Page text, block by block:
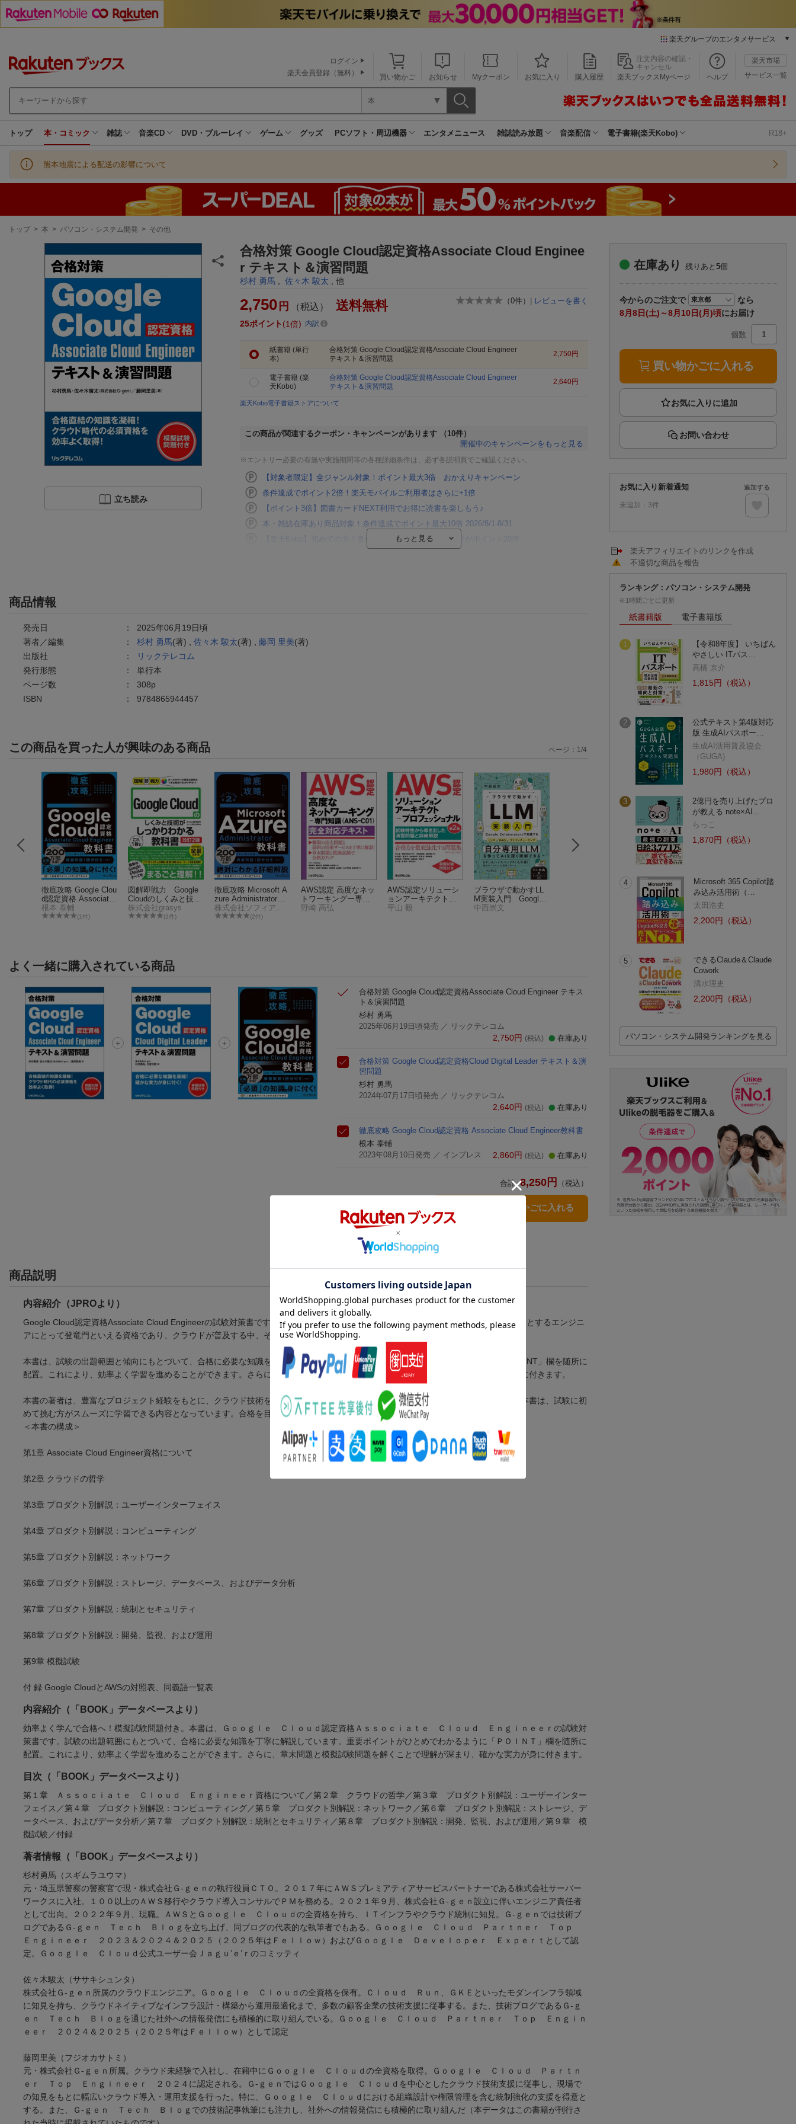
楽天グループのエンタメサービス
本/ゲーム/CD/DVD
楽天ブックス
楽天Kobo
楽天チケット
エンタメニュース
推し楽
買い物かご お知らせ Myクーポン お気に入り 購入履歴
注文内容の確認・
キャンセル
楽天ブックスMyページ
ヘルプ
楽天市場
サービス一覧
ログイン
楽天会員登録（無料）
本
トップ 本・コミック 雑誌 音楽CD DVD・ブルーレイ ゲーム グッズ PCソフト・周辺機器 エンタメニュース 雑誌読み放題 音楽配信 電子書籍(楽天Kobo) R18+
熊本地震による配送の影響について
現
トップ > 本 > パソコン・システム開発 > その他
立ち読み
合格対策 Google Cloud認定資格Associate Cloud Enginee
r テキスト＆演習問題
杉村 勇馬 佐々木 駿太 , 他
（0件） | レビューを書く
2,750 円 （税込） 送料無料
25ポイント 1倍 内訳
紙書籍 (単行
本)
合格対策 Google Cloud認定資格Associate Cloud Engineer
テキスト＆演習問題
2,750円
電子書籍 (楽
天Kobo)
合格対策 Google Cloud認定資格Associate Cloud Engineer
テキスト＆演習問題
2,640円
楽天Kobo電子書籍ストアについて
この商品が関連するクーポン・キャンペーンがあります
（10件）
開催中のキャンペーンをもっと見る
※エントリー必要の有無や実施期間等の各種詳細条件は、必ず各説明頁でご確認ください。
【対象者限定】全ジャンル対象！ポイント最大3倍 おかえりキャンペーン
条件達成でポイント2倍！楽天モバイルご利用者はさらに+1倍
【ポイント3倍】図書カードNEXT利用でお得に読書を楽しもう♪
本・雑誌在庫あり商品対象！条件達成でポイント最大10倍 2026/8/1-8/31
【楽天Kobo】初めての方！条件達成で楽天ブックス購入分がポイント20倍
商品情報
発売日 ： 2025年06月19日頃
著者／編集
： 杉村 勇馬(著) , 佐々木 駿太(著) , 藤岡 里美(著)
出版社
：
リックテレコム
発行形態
： 単行本
ページ数
： 308p
ISBN
： 9784865944457
この商品を買った人が興味のある商品
徹底攻略 Google Clou
d認定資格 Associate
Cloud Engineer教科書
根本 泰輔
(1件)
図解即戦力 Google
Cloudのしくみと技術
がこれ1冊でしっかり
わかる教科書［改訂2
株式会社grasys
(2件)
徹底攻略 Microsoft A
zure Administrator教
科書［AZ-104］対応
第2版
(2件)
AWS認定 高度なネッ
トワーキングー専門
知識(ANS-C01)完全対
野崎 高弘
AWS認定ソリューシ
ョンアーキテクトー
プロフェッショナル
平山 毅
ブラウザで動かすLL
M実装入門 Google
Colaboratoryで実践す
中西崇文
AWS教科書 AWS認
定ソリューションア
ーキテクトアソシエ
イト テキスト＆問題
集 第2版
煤田 弘法
Google Cloud認
格Associate
ページ： 1/4
よく一緒に購入されている商品
合格対策 Google Cloud認定資格Associate Cloud Engineer テキス
ト＆演習問題
杉村 勇馬
2025年06月19日頃発売 ／ リックテレコム
2,750円 (税込) 在庫あり
合格対策 Google Cloud認定資格Cloud Digital Leader テキスト＆演
習問題
杉村 勇馬
2024年07月17日頃発売 ／ リックテレコム
2,640円 (税込) 在庫あり
徹底攻略 Google Cloud認定資格 Associate Cloud Engineer教科書
根本 泰輔
2023年08月10日発売 ／ インプレス 2,860円 (税込) 在庫あり
合計 8,250 円 （税込）
3点とも買い物かごに入れる
商品説明
内容紹介（JPROより）
Google Cloud認定資格Associate Cloud Engineerの試験対策書です。「Associate Cloud Engineer」は、これからGoogle Cloudを学ぼうとするエンジニ
アにとって登竜門といえる資格であり、クラウドが普及する中、その重要性が高まっています。
本書は、試験の出題範囲と傾向にもとづいて、合格に必要な知識を丁寧に解説しています。重要ポイントがひとめでわかるように「POINT」欄を随所に
配置。これにより、効率よく学習を進めることができます。さらに、章末問題と模擬試験を解くことで理解が深まり、確かな実力が身に付きます。
本書の著者は、豊富なプロジェクト経験をもとに、クラウド技術をわかりやすく伝えることに普段から取り組んでいます。このため、本書は、試験に初
めて挑む方がスムーズに学習できる内容となっています。合格を目指す全ての方必携の1冊です！
＜本書の構成＞
第1章 Associate Cloud Engineer資格について
第2章 クラウドの哲学
第3章 プロダクト別解説：ユーザーインターフェイス
第4章 プロダクト別解説：コンピューティング
第5章 プロダクト別解説：ネットワーク
第6章 プロダクト別解説：ストレージ、データベース、およびデータ分析
第7章 プロダクト別解説：統制とセキュリティ
第8章 プロダクト別解説：開発、監視、および運用
第9章 模擬試験
付 録 Google CloudとAWSの対照表、同義語一覧表
内容紹介（「BOOK」データベースより）
効率よく学んで合格へ！模擬試験問題付き。本書は、Ｇｏｏｇｌｅ Ｃｌｏｕｄ認定資格Ａｓｓｏｃｉａｔｅ Ｃｌｏｕｄ Ｅｎｇｉｎｅｅｒの試験対
策書です。試験の出題範囲にもとづいて、合格に必要な知識を丁寧に解説しています。重要ポイントがひとめでわかるように「ＰＯＩＮＴ」欄を随所に
配置。これにより、効率よく学習を進めることができます。さらに、章末問題と模擬試験問題を解くことで理解が深まり、確かな実力が身に付きます。
目次（「BOOK」データベースより）
第１章 Ａｓｓｏｃｉａｔｅ Ｃｌｏｕｄ Ｅｎｇｉｎｅｅｒ資格について／第２章 クラウドの哲学／第３章 プロダクト別解説：ユーザーインター
フェイス／第４章 プロダクト別解説：コンピューティング／第５章 プロダクト別解説：ネットワーク／第６章 プロダクト別解説：ストレージ、デ
ータベース、およびデータ分析／第７章 プロダクト別解説：統制とセキュリティ／第８章 プロダクト別解説：開発、監視、および運用／第９章 模
擬試験／付録
著者情報（「BOOK」データベースより）
杉村勇馬（スギムラユウマ）
元・埼玉県警察の警察官で現・株式会社Ｇ-ｇｅｎの執行役員ＣＴＯ。２０１７年にＡＷＳプレミアティアサービスパートナーである株式会社サーバー
ワークスに入社。１００以上のＡＷＳ移行やクラウド導入コンサルでＰＭを務める。２０２１年９月、株式会社Ｇ-ｇｅｎ設立に伴いエンジニア責任者
として出向。２０２２年９月、現職。ＡＷＳとＧｏｏｇｌｅ Ｃｌｏｕｄの全資格を持ち、ＩＴインフラやクラウド統制に知見。Ｇ-ｇｅｎでは技術ブ
ログであるＧ-ｇｅｎ Ｔｅｃｈ Ｂｌｏｇを立ち上げ、同ブログの代表的な執筆者でもある。Ｇｏｏｇｌｅ Ｃｌｏｕｄ Ｐａｒｔｎｅｒ Ｔｏｐ
Ｅｎｇｉｎｅｅｒ ２０２３＆２０２４＆２０２５（２０２５年はＦｅｌｌｏｗ）およびＧｏｏｇｌｅ Ｄｅｖｅｌｏｐｅｒ Ｅｘｐｅｒｔとして認
定。Ｇｏｏｇｌｅ Ｃｌｏｕｄ公式ユーザー会Ｊａｇｕ’ｅ’ｒのコミッティ
佐々木駿太（ササキシュンタ）
株式会社Ｇ-ｇｅｎ所属のクラウドエンジニア。Ｇｏｏｇｌｅ Ｃｌｏｕｄの全資格を保有。Ｃｌｏｕｄ Ｒｕｎ、ＧＫＥといったモダンインフラ領域
に知見を持ち、クラウドネイティブなインフラ設計・構築から運用最適化まで、多数の顧客企業の技術支援に従事する。また、技術ブログであるＧ-ｇ
ｅｎ Ｔｅｃｈ Ｂｌｏｇを通じた社外への情報発信にも積極的に取り組んでいる。Ｇｏｏｇｌｅ Ｃｌｏｕｄ Ｐａｒｔｎｅｒ Ｔｏｐ Ｅｎｇｉｎ
ｅｅｒ ２０２４＆２０２５（２０２５年はＦｅｌｌｏｗ）として認定
藤岡里美（フジオカサトミ）
元・株式会社Ｇ-ｇｅｎ所属。クラウド未経験で入社し、在籍中にＧｏｏｇｌｅ Ｃｌｏｕｄの全資格を取得。Ｇｏｏｇｌｅ Ｃｌｏｕｄ Ｐａｒｔｎ
ｅｒ Ｔｏｐ Ｅｎｇｉｎｅｅｒ ２０２４に認定される。Ｇ-ｇｅｎではＧｏｏｇｌｅ Ｃｌｏｕｄを中心としたクラウド技術支援に従事し、現場で
の知見をもとに幅広いクラウド導入・運用支援を行った。特に、Ｇｏｏｇｌｅ Ｃｌｏｕｄにおける組織設計や権限管理を含む統制強化の支援を得意と
する。また、Ｇ-ｇｅｎ Ｔｅｃｈ Ｂｌｏｇでの技術記事執筆にも注力し、社外への情報発信にも積極的に取り組んだ（本データはこの書籍が刊行さ
在庫あり 残りあと 5個
今からのご注文で
なら
8月8日(土)～8月10日(月)頃にお届け
個数
買い物かごに入れる
お問い合わせ
お気に入り新着通知
未追加： 3件
追加する
楽天アフィリエイトのリンクを作成
不適切な商品を報告
ランキング：パソコン・システム開発
※1時間ごとに更新
紙書籍版 電子書籍版
1
【令和8年度】 いちばん
やさしい ITパス…
高橋 京介
1,815円（税込）
2
公式テキスト第4版対応
版 生成AIパスポー…
生成AI活用普及協会
（GUGA)
1,980円（税込）
3
2億円を売り上げたプロ
が教える note×AI…
らっこ
1,870円（税込）
4
Microsoft 365 Copilot踏
み込み活用術（…
太田浩史
2,200円（税込）
5
できるClaude＆Claude
Cowork
清水理史
2,200円（税込）
パソコン・システム開発ランキングを見る